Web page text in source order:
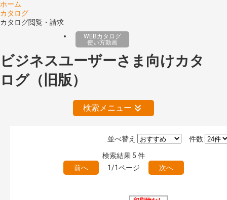
ホーム
カタログ
カタログ閲覧・請求
WEBカタログ
使い方動画
ビジネスユーザーさま向けカタ
ログ（旧版）
検索メニュー
絞り込みの解除
旧版（WEBカタログ）
件数
並べ替え
検索結果 5 件
前へ
1/1ページ 次へ